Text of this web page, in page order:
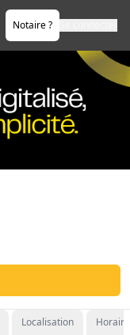
Notaire ?
Localisation